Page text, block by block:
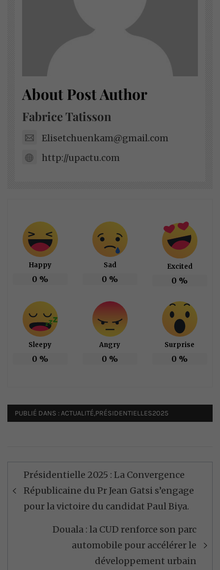
About Post Author
Fabrice Tatisson
Elisetchuenkam@gmail.com
http://upactu.com
Happy
0 %
Sad
0 %
Excited
0 %
Sleepy
0 %
Angry
0 %
Surprise
0 %
PUBLIÉ DANS :ACTUALITÉ,PRÉSIDENTIELLES2025
Navigation
de
l’article
Présidentielle 2025 : La Convergence
Républicaine du Pr Jean Gatsi s’engage
pour la victoire du candidat Paul Biya.
Douala : la CUD renforce son parc
automobile pour accélérer le
développement urbain